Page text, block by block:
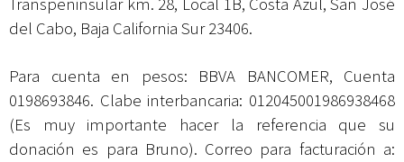
Transpeninsular km. 28, Local 1B, Costa Azul, San José
del Cabo, Baja California Sur 23406.
Para cuenta en pesos: BBVA BANCOMER, Cuenta
0198693846. Clabe interbancaria: 012045001986938468
(Es muy importante hacer la referencia que su
donación es para Bruno). Correo para facturación a: